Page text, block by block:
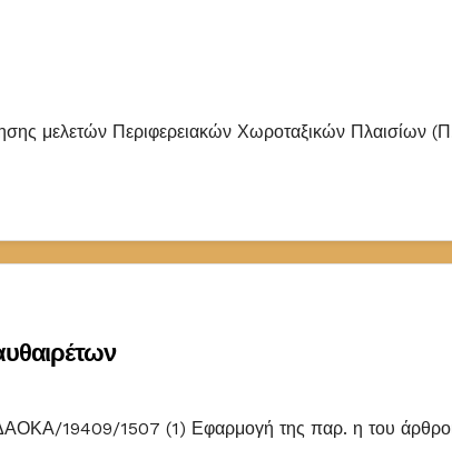
μελετών Περιφερειακών Χωροταξικών Πλαισίων
19409/1507 (1) Εφαρμογή της παρ. η του